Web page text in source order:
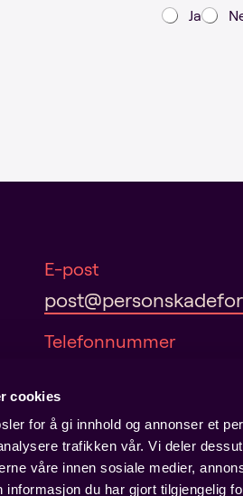
cookies
for å gi innhold og annonser et
trafikken vår. Vi deler
våre innen sosiale medier,
informasjon du har gjort tilgjengelig
Ja
e
:
E-post
Telefonnummer
Adresse
Hausmanns gate 19
0182 Oslo